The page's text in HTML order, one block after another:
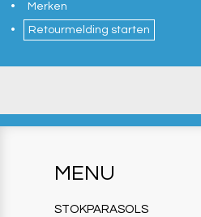
Merken
Retourmelding starten
MENU
STOKPARASOLS